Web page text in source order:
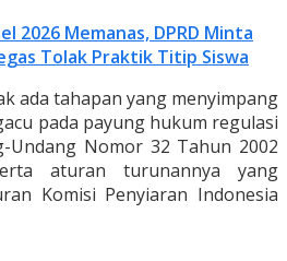
2026 Memanas, DPRD Minta
Tolak Praktik Titip Siswa
ada tahapan yang menyimpang
pada payung hukum regulasi
Undang Nomor 32 Tahun 2002
aturan turunannya yang
Komisi Penyiaran Indonesia